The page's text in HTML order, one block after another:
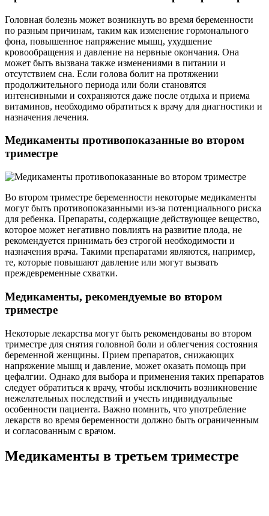
Головная болезнь может возникнуть во время беременности
по разным причинам, таким как изменение гормонального
фона, повышенное напряжение мышц, ухудшение
кровообращения и давление на нервные окончания. Она
может быть вызвана также изменениями в питании и
отсутствием сна. Если голова болит на протяжении
продолжительного периода или боли становятся
интенсивными и сохраняются даже после отдыха и приема
витаминов, необходимо обратиться к врачу для диагностики и
назначения лечения.
Медикаменты противопоказанные во втором
триместре
Во втором триместре беременности некоторые медикаменты
могут быть противопоказанными из-за потенциального риска
для ребенка. Препараты, содержащие действующее вещество,
которое может негативно повлиять на развитие плода, не
рекомендуется принимать без строгой необходимости и
назначения врача. Такими препаратами являются, например,
те, которые повышают давление или могут вызвать
преждевременные схватки.
Медикаменты, рекомендуемые во втором
триместре
Некоторые лекарства могут быть рекомендованы во втором
триместре для снятия головной боли и облегчения состояния
беременной женщины. Прием препаратов, снижающих
напряжение мышц и давление, может оказать помощь при
цефалгии. Однако для выбора и применения таких препаратов
следует обратиться к врачу, чтобы исключить возникновение
нежелательных последствий и учесть индивидуальные
особенности пациента. Важно помнить, что употребление
лекарств во время беременности должно быть ограниченным
и согласованным с врачом.
Медикаменты в третьем триместре